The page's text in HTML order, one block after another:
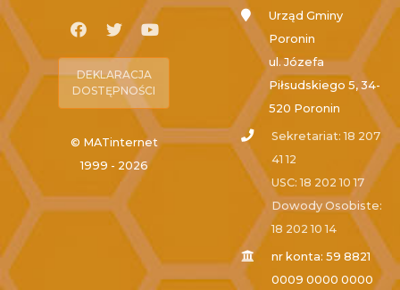
DEKLARACJA
DOSTĘPNOŚCI
© MATinternet
1999 - 2026
Urząd Gminy
Poronin
ul. Józefa
Piłsudskiego 5, 34-
520 Poronin
Sekretariat: 18 207
41 12
USC: 18 202 10 17
Dowody Osobiste:
18 202 10 14
nr konta: 59 8821
0009 0000 0000